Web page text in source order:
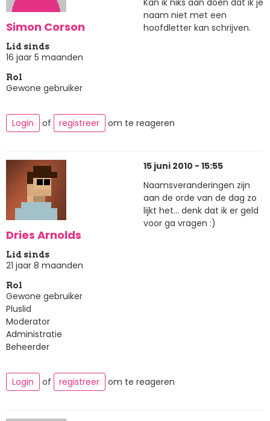
Simon Corson
Lid sinds
16 jaar 5 maanden
Rol
Gewone gebruiker
naam niet met een
hoofdletter kan schrijven.
Login of registreer om te reageren
Dries Arnolds
Lid sinds
21 jaar 8 maanden
Rol
Gewone gebruiker
Pluslid
Moderator
Administratie
Beheerder
15 juni 2010 - 15:55
Naamsveranderingen zijn
aan de orde van de dag zo
lijkt het... denk dat ik er geld
voor ga vragen :)
Login of registreer om te reageren